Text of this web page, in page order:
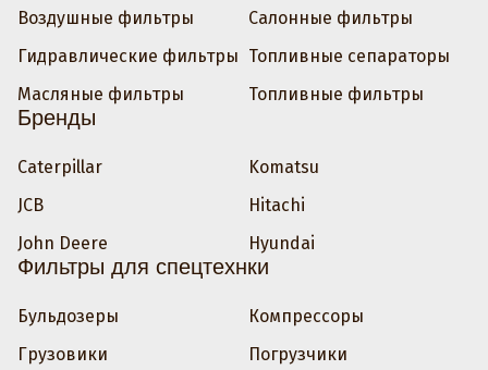
Воздушные фильтры
Гидравлические фильтры
Масляные фильтры
Салонные фильтры
Топливные сепараторы
Топливные фильтры
Бренды
Caterpillar
JCB
John Deere
Komatsu
Hitachi
Hyundai
Фильтры для спецтехнки
Бульдозеры
Грузовики
Компрессоры
Погрузчики